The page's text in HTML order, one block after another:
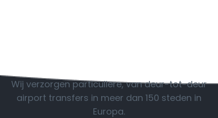
Wij verzorgen particuliere, van deur-tot-deur
airport transfers in meer dan 150 steden in
Europa.